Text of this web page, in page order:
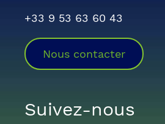
+33 9 53 63 60 43
Nous contacter
Suivez-nous